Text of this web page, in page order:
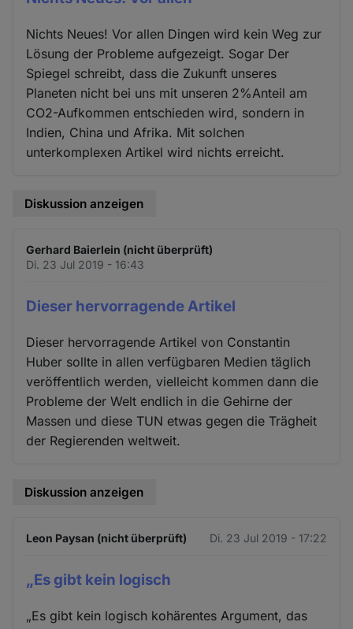
Nichts Neues! Vor allen Dingen wird kein Weg zur
Lösung der Probleme aufgezeigt. Sogar Der
Spiegel schreibt, dass die Zukunft unseres
Planeten nicht bei uns mit unseren 2%Anteil am
CO2-Aufkommen entschieden wird, sondern in
Indien, China und Afrika. Mit solchen
unterkomplexen Artikel wird nichts erreicht.
Diskussion anzeigen
Gerhard Baierlein (nicht überprüft)
Di. 23 Jul 2019 - 16:43
Dieser hervorragende Artikel
Dieser hervorragende Artikel von Constantin
Huber sollte in allen verfügbaren Medien täglich
veröffentlich werden, vielleicht kommen dann die
Probleme der Welt endlich in die Gehirne der
Massen und diese TUN etwas gegen die Trägheit
der Regierenden weltweit.
Diskussion anzeigen
Leon Paysan (nicht überprüft) Di. 23 Jul 2019 - 17:22
„Es gibt kein logisch
„Es gibt kein logisch kohärentes Argument, das